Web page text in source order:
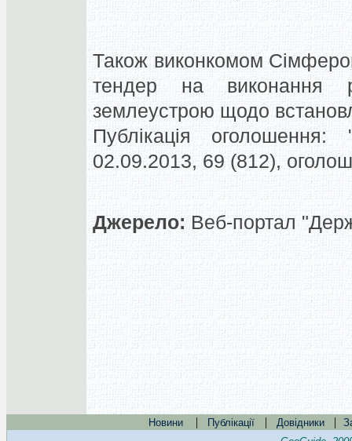
Також виконкомом
тендер на виконання
землеустрою щодо
Публікація оголошення:
02.09.2013, 69 (812),
Джерело: Веб-портал
Новини | Публікації | Довідники |